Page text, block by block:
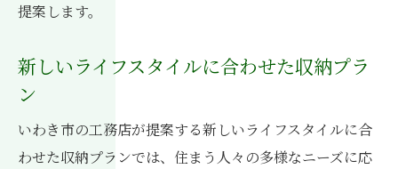
提案します。
新しいライフスタイルに合わせた収納プラ
ン
いわき市の工務店が提案する新しいライフスタイルに合
わせた収納プランでは、住まう人々の多様なニーズに応